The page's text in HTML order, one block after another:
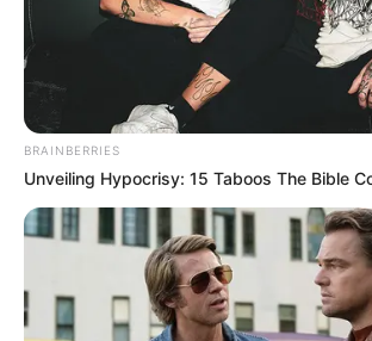
BRAINBERRIES
Unveiling Hypocrisy: 15 Taboos The Bible